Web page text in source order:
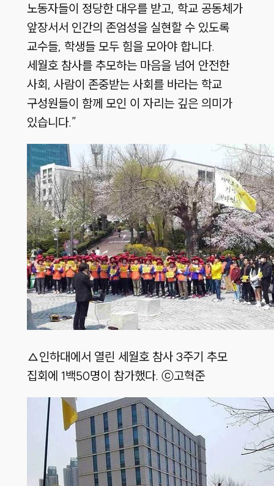
노동자들이 정당한 대우를 받고, 학교 공동체가
앞장서서 인간의 존엄성을 실현할 수 있도록
교수들, 학생들 모두 힘을 모아야 합니다.
세월호 참사를 추모하는 마음을 넘어 안전한
사회, 사람이 존중받는 사회를 바라는 학교
구성원들이 함께 모인 이 자리는 깊은 의미가
있습니다.”
△인하대에서 열린 세월호 참사 3주기 추모
집회에 1백50명이 참가했다. ⓒ고혁준